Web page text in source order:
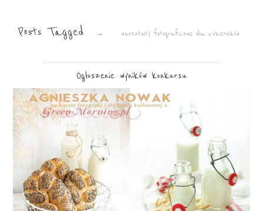
Posts Tagged → warsztaty fotograficzne dla cukierników
Ogłoszenie wyników konkursu